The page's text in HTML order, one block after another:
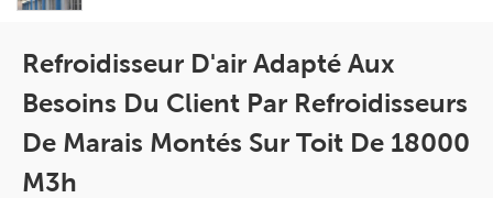
Refroidisseur D'air Adapté Aux
Besoins Du Client Par Refroidisseurs
De Marais Montés Sur Toit De 18000
M3h